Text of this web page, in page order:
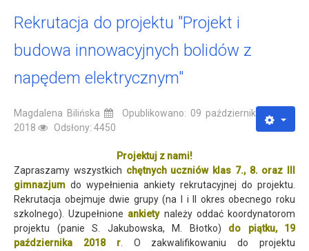
Rekrutacja do projektu "Projekt i
budowa innowacyjnych bolidów z
napędem elektrycznym"
Magdalena Bilińska
Opublikowano: 09 październik
2018
Odsłony: 4450
Projektuj z nami!
Zapraszamy wszystkich chętnych uczniów klas 7., 8. oraz III
gimnazjum do wypełnienia ankiety rekrutacyjnej do projektu.
Rekrutacja obejmuje dwie grupy (na I i II okres obecnego roku
szkolnego). Uzupełnione ankietynależy oddać koordynatorom
projektu (panie S. Jakubowska, M. Błotko) do piątku, 19
października 2018 r. O zakwalifikowaniu do projektu